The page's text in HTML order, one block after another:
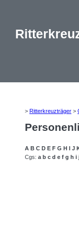
> Ritterkreuzträger >
A B C D E F G H I J
Cgs: a b c d e f g h i